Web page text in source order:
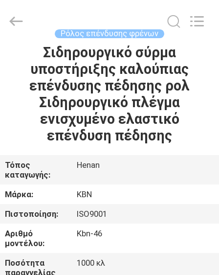
ΠΡΟΪΌΝΤΑ
ΠΕΡΊΠΟΥ
ΓΎΡΟΣ
ΕΡΓΟΣΤΑΣΊΩΝ
ΠΟΙΟΤΙΚΌΣ
ΈΛΕΓΧΟΣ
ΜΑΣ
Ρόλος επένδυσης φρένων
Σιδηρουργικό σύρμα
υποστήριξης καλούπιας
επένδυσης πέδησης ρολ
Σιδηρουργικό πλέγμα
ενισχυμένο ελαστικό
επένδυση πέδησης
Τόπος
καταγωγής:
Henan
Μάρκα:
KBN
Πιστοποίηση:
ISO9001
Αριθμό
μοντέλου:
Kbn-46
Ποσότητα
παραγγελίας
1000 κλ